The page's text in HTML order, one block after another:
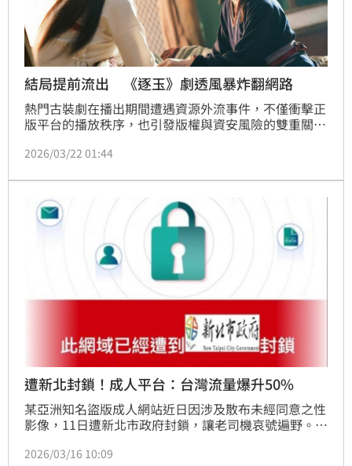
結局提前流出 《逐玉》劇透風暴炸翻網路
熱門古裝劇在播出期間遭遇資源外流事件，不僅衝擊正
版平台的播放秩序，也引發版權與資安風險的雙重關
提高警覺。由張凌赫、田曦薇主演的古裝劇逐玉正在熱
集。然而，近日網路上卻驚傳完整未播片源外流，包含
第31至第40集內容提前曝光，大結局關鍵劇情也遭到
洩漏，引發劇迷與業界高度關注。林宜君
2026/03/22 01:44
遭新北封鎖！成人平台：台灣流量爆升50%
某亞洲知名盜版成人網站近日因涉及散布未經同意之性
影像，11日遭新北市政府封鎖，讓老司機哀號遍野。但
酸新北市政府。沒想到該盜成人網站15日在社群發文透
2026/03/16 10:09